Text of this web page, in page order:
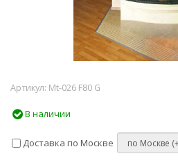
Артикул: Mt-026 F80 G
В наличии
Доставка по Москве